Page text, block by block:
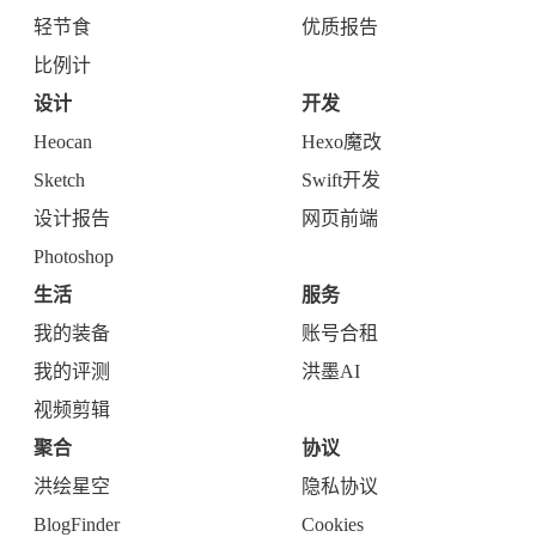
轻节食
比例计
优质报告
设计
Heocan
Sketch
设计报告
Photoshop
开发
Hexo魔改
Swift开发
网页前端
生活
我的装备
我的评测
视频剪辑
服务
账号合租
洪墨AI
聚合
洪绘星空
BlogFinder
协议
隐私协议
Cookies